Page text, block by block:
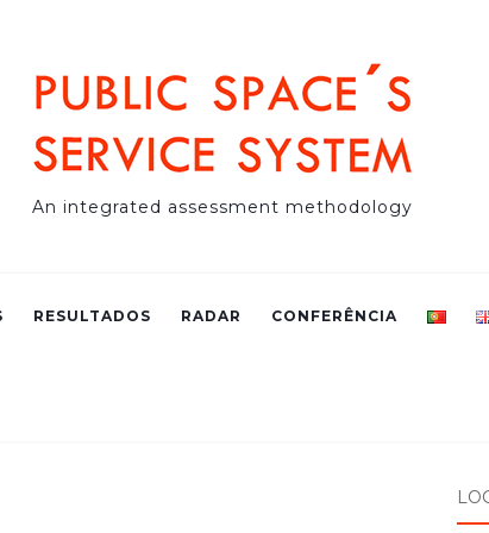
An integrated assessment methodology
RESULTADOS RADAR CONFERÊNCIA